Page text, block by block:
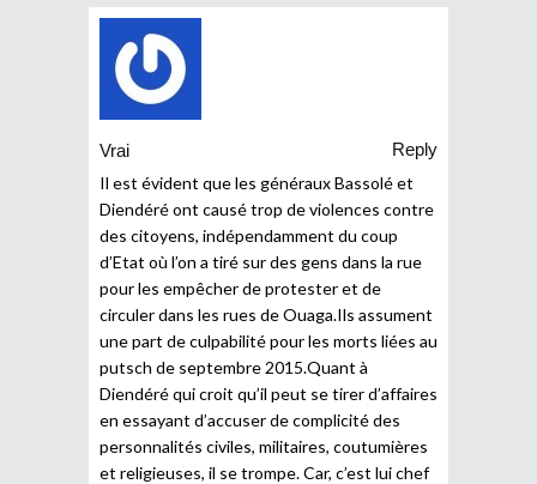
Vrai
Reply
Il est évident que les généraux Bassolé et
Diendéré ont causé trop de violences contre
des citoyens, indépendamment du coup
d’Etat où l’on a tiré sur des gens dans la rue
pour les empêcher de protester et de
circuler dans les rues de Ouaga.Ils assument
une part de culpabilité pour les morts liées au
putsch de septembre 2015.Quant à
Diendéré qui croit qu’il peut se tirer d’affaires
en essayant d’accuser de complicité des
personnalités civiles, militaires, coutumières
et religieuses, il se trompe. Car, c’est lui chef